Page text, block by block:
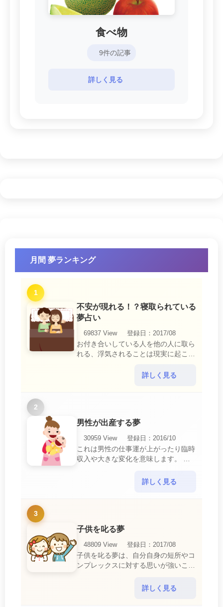
食べ物
9件の記事
詳しく見る
月間 夢ランキング
1
不安が現れる！？寝取られている
夢占い
69837 View
登録日：2017/08
お付き合いしている人を他の人に取ら
れる、浮気されることは現実に起こる
いにおいて、『寝取られている』夢
詳しく見る
2
男性が出産する夢
30959 View
登録日：2016/10
これは男性の仕事運が上がったり臨時
収入や大きな変化を意味します。 喜
ればあり得ない事が起きるのでビック
詳しく見る
3
子供を叱る夢
48809 View
登録日：2017/08
子供を叱る夢は、自分自身の短所やコ
ンプレックスに対する思いが強いこと
短所やコンプレックスを的確に認識し
詳しく見る